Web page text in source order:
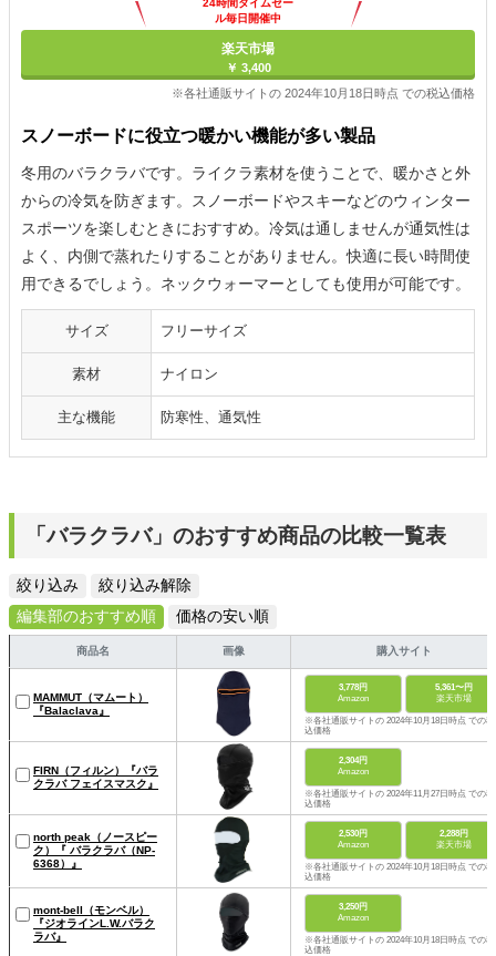
24時間タイムセー
ル毎日開催中
楽天市場
￥ 3,400
※各社通販サイトの 2024年10月18日時点 での税込価格
スノーボードに役立つ暖かい機能が多い製品
冬用のバラクラバです。ライクラ素材を使うことで、暖かさと外
からの冷気を防ぎます。スノーボードやスキーなどのウィンター
スポーツを楽しむときにおすすめ。冷気は通しませんが通気性は
よく、内側で蒸れたりすることがありません。快適に長い時間使
用できるでしょう。ネックウォーマーとしても使用が可能です。
サイズ フリーサイズ
素材 ナイロン
主な機能 防寒性、通気性
「バラクラバ」のおすすめ商品の比較一覧表
絞り込み
絞り込み解除
編集部のおすすめ順
価格の安い順
商品名 画像 購入サイト
MAMMUT（マムート）
『Balaclava』
3,778円
Amazon
5,361〜円
楽天市場
※各社通販サイトの 2024年10月18日時点 での税
込価格
FIRN（フィルン）『バラ
クラバ フェイスマスク』
2,304円
Amazon
※各社通販サイトの 2024年11月27日時点 での税
込価格
north peak（ノースピー
ク）『 バラクラバ（NP-
6368）』
2,530円
Amazon
2,288円
楽天市場
※各社通販サイトの 2024年10月18日時点 での税
込価格
mont-bell（モンベル）
『ジオラインL.W.バラク
ラバ』
3,250円
Amazon
※各社通販サイトの 2024年10月18日時点 での税
込価格